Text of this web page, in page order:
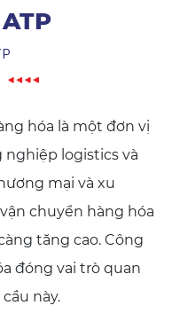
hóa là một đơn vị
logistics và
mại và xu
chuyển hàng hóa
tăng cao. Công
đóng vai trò quan
này.